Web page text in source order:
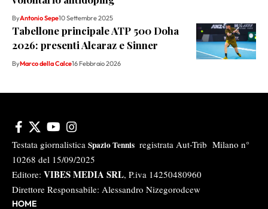
ByAntonio Sepe10 Settembre 2025
Tabellone principale ATP 500 Doha
2026: presenti Alcaraz e Sinner
ByMarco della Calce16 Febbraio 2026
Testata giornalistica Spazio Tennis registrata Aut-Trib Milano n°
10268 del 15/09/2025
Editore: VIBES MEDIA SRL, P.iva 14250480960
Direttore Responsabile: Alessandro Nizegorodcew
HOME